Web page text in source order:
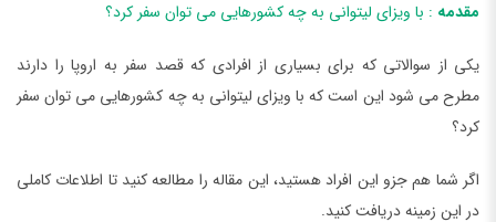
مقدمه : با ویزای لیتوانی به چه کشورهایی می توان سفر کرد؟
یکی از سوالاتی که برای بسیاری از افرادی که قصد سفر به اروپا را دارند
مطرح می شود این است که با ویزای لیتوانی به چه کشورهایی می توان سفر
کرد؟
اگر شما هم جزو این افراد هستید، این مقاله را مطالعه کنید تا اطلاعات کاملی
در این زمینه دریافت کنید.